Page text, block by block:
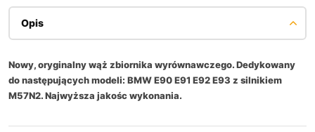
Opis
Nowy, oryginalny wąż zbiornika wyrównawczego. Dedykowany
do następujących modeli: BMW E90 E91 E92 E93 z silnikiem
M57N2. Najwyższa jakośc wykonania.